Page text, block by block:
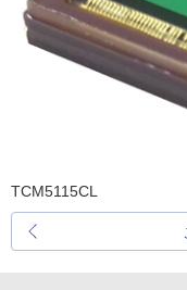
TCM5115CL